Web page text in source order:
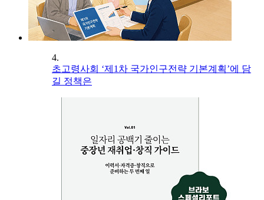
4.
초고령사회 ‘제1차 국가인구전략 기본계획’에 담
길 정책은